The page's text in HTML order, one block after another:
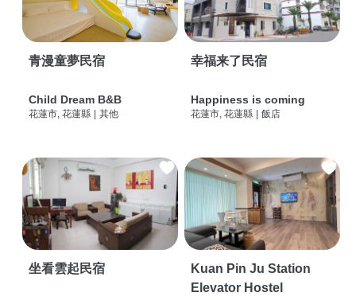
青漫童夢民宿
Child Dream B&B
花蓮市, 花蓮縣 其他
幸福来了民宿
Happiness is coming
花蓮市, 花蓮縣 飯店
坐看雲起民宿
Kuan Pin Ju Station
Elevator Hostel